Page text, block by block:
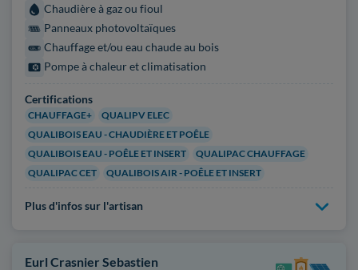
Chaudière à gaz ou fioul
Panneaux photovoltaïques
Chauffage et/ou eau chaude au bois
Pompe à chaleur et climatisation
Certifications
CHAUFFAGE+
QUALIPV ELEC
QUALIBOIS EAU - CHAUDIÈRE ET POÊLE
QUALIBOIS EAU - POÊLE ET INSERT
QUALIPAC CHAUFFAGE
QUALIPAC CET
QUALIBOIS AIR - POÊLE ET INSERT
Plus d'infos sur l'artisan
Eurl Crasnier Sebastien